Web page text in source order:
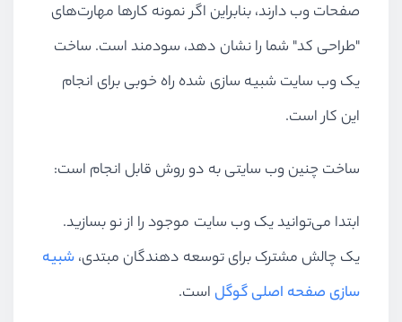
صفحات وب دارند، بنابراین اگر نمونه کارها مهارت‌های
"طراحی کد" شما را نشان دهد، سودمند است. ساخت
یک وب سایت شبیه سازی شده راه خوبی برای انجام
این کار است.
ساخت چنین وب سایتی به دو روش قابل انجام است:
ابتدا می‌توانید یک وب سایت موجود را از نو بسازید.
یک چالش مشترک برای توسعه دهندگان مبتدی،شبیه
سازی صفحه اصلی گوگلاست.